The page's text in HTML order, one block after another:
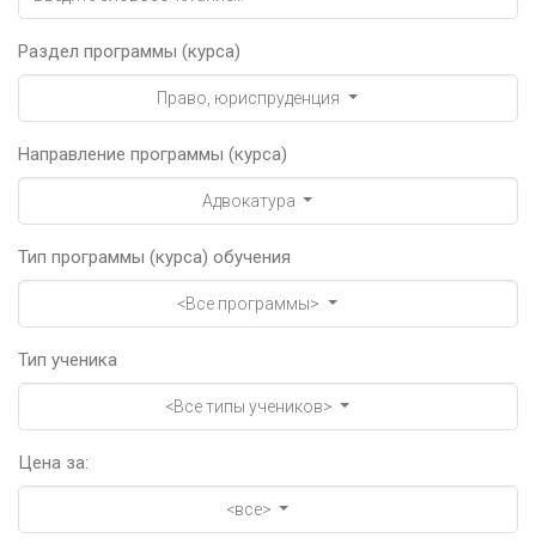
Раздел программы (курса)
Право, юриспруденция
Направление программы (курса)
Адвокатура
Тип программы (курса) обучения
<Все программы>
Тип ученика
<Все типы учеников>
Цена за:
<все>